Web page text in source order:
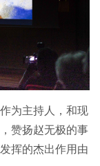
为主持人，和现
赞扬赵无极的事
挥的杰出作用由